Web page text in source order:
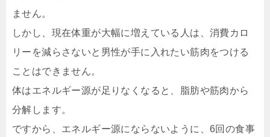
ません。
しかし、現在体重が大幅に増えている人は、消費カロ
リーを減らさないと男性が手に入れたい筋肉をつける
ことはできません。
体はエネルギー源が足りなくなると、脂肪や筋肉から
分解します。
ですから、エネルギー源にならないように、6回の食事